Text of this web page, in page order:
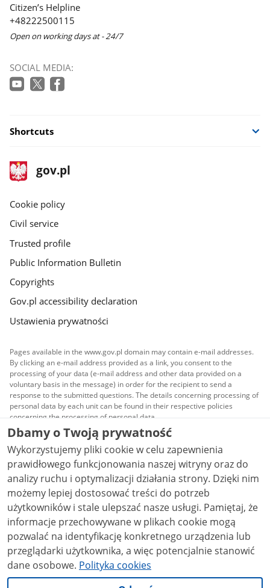
Citizen’s Helpline
+48222500115
Open on working days at - 24/7
SOCIAL MEDIA:
Shortcuts
footer
gov.pl
Main
gov.pl
Cookie policy
Civil service
Trusted profile
Public Information Bulletin
Copyrights
Gov.pl accessibility declaration
Ustawienia prywatności
Pages available in the www.gov.pl domain may contain e-mail addresses.
By clicking an e-mail address provided as a link, you consent to the
processing of your data (e-mail address and other data provided on a
voluntary basis in the message) in order for the recipient to send a
response to the submitted questions. The details concerning processing of
personal data by each unit can be found in their respective policies
concerning the processing of personal data.
All content published on this website is covered by a
Creative Commons Attribution 3.0 PLlicense, unless
stated otherwise.
Dbamy o Twoją prywatność
Wykorzystujemy pliki cookie w celu zapewnienia
prawidłowego funkcjonowania naszej witryny oraz do
analizy ruchu i optymalizacji działania strony. Dzięki nim
możemy lepiej dostosować treści do potrzeb
użytkowników i stale ulepszać nasze usługi. Pamiętaj, że
informacje przechowywane w plikach cookie mogą
pozwalać na identyfikację konkretnego urządzenia lub
przeglądarki użytkownika, a więc potencjalnie stanowić
dane osobowe. Polityka cookies